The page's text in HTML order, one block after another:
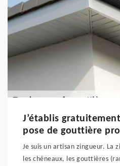
J’établis
pose de gouttière
Je suis un artisan zingueur. La
les chéneaux, les gouttières